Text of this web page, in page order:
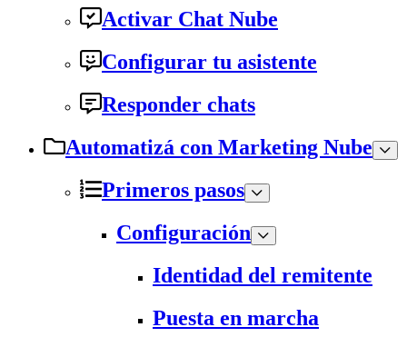
Activar Chat Nube
Configurar tu asistente
Responder chats
Automatizá con Marketing Nube
Primeros pasos
Configuración
Identidad del remitente
Puesta en marcha